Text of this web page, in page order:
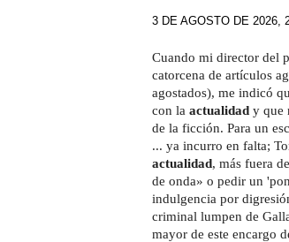
3 DE AGOSTO DE 2026,
Cuando mi director del
catorcena de artículos
agostados), me indicó
con la actualidad y que
de la ficción. Para un
... ya incurro en falta;
actualidad, más fuera
de onda» o pedir un
indulgencia por
criminal lumpen de
mayor de este encargo